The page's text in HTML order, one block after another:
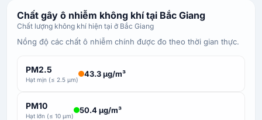
Chất gây ô nhiễm không khí tại Bắc Giang
Chất lượng không khí hiện tại ở Bắc Giang
Nồng độ các chất ô nhiễm chính được đo theo thời gian thực.
PM2.5
Hạt mịn (≤ 2.5 µm)
43.3 µg/m³
PM10
Hạt lớn (≤ 10 µm)
50.4 µg/m³